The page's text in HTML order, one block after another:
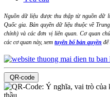
Nguồn dữ liệu được thu thập từ nguồn dữ
Quốc gia. Bản quyền dữ liệu thuộc về
chính) và các đơn vị liên quan. Cơ quan
các cơ quan này, xem tuyên bố bản quyền để
QR-code